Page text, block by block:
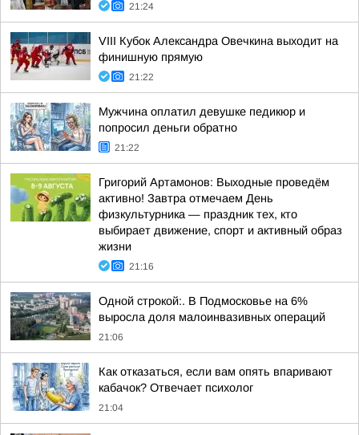
21:24
VIII Кубок Александра Овечкина выходит на
финишную прямую
21:22
Мужчина оплатил девушке педикюр и
попросил деньги обратно
21:22
Григорий Артамонов: Выходные проведём
активно! Завтра отмечаем День
физкультурника — праздник тех, кто
выбирает движение, спорт и активный образ
жизни
21:16
Одной строкой:. В Подмосковье на 6%
выросла доля малоинвазивных операций
21:06
Как отказаться, если вам опять впаривают
кабачок? Отвечает психолог
21:04